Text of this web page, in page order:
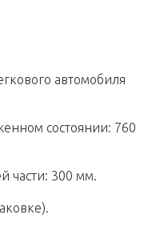
автомобиля
состоянии: 760
части: 300 мм.